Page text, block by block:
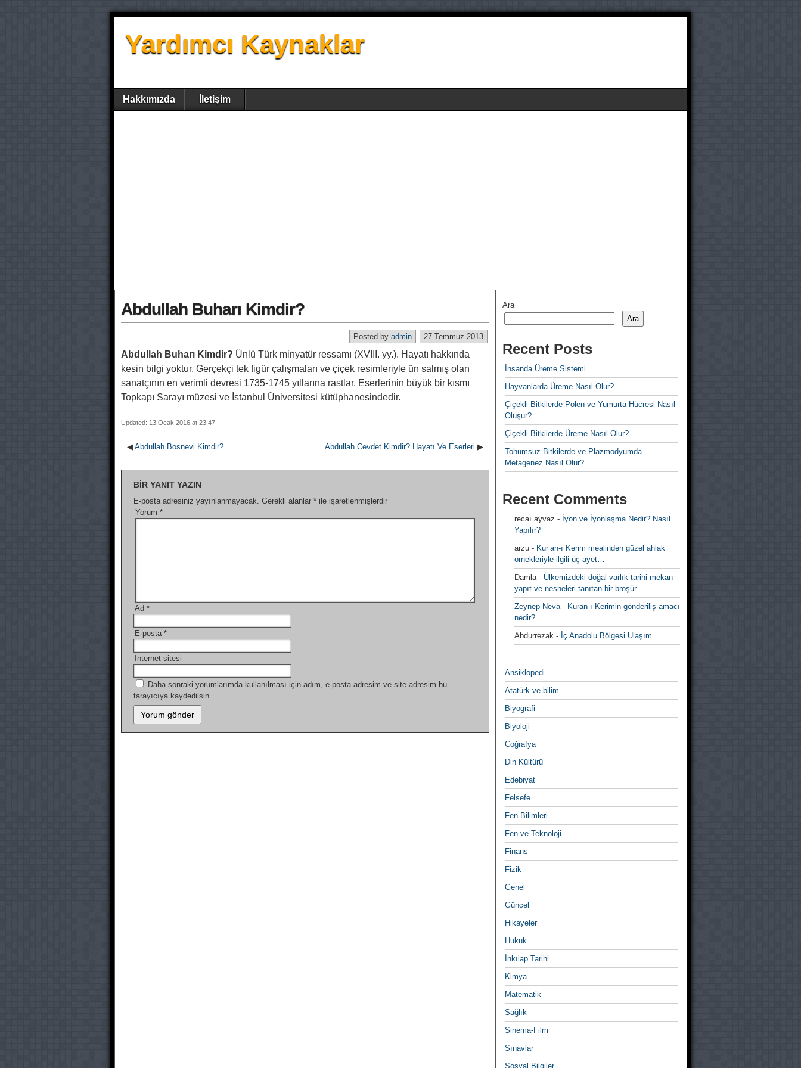
Yardımcı Kaynaklar
Hakkımızda İletişim
Abdullah Buharı Kimdir?
27 Temmuz 2013
Posted by admin
Abdullah Buharı Kimdir? Ünlü Türk minyatür ressamı (XVIII. yy.). Hayatı hakkında
kesin bilgi yoktur. Gerçekçi tek figür çalışmaları ve çiçek resimleriyle ün salmış olan
sanatçının en verimli devresi 1735-1745 yıllarına rastlar. Eserlerinin büyük bir kısmı
Topkapı Sarayı müzesi ve İstanbul Üniversitesi kütüphanesindedir.
Updated: 13 Ocak 2016 at 23:47
◀ Abdullah Bosnevi Kimdir? Abdullah Cevdet Kimdir? Hayatı Ve Eserleri ▶
BIR YANIT YAZIN
E-posta adresiniz yayınlanmayacak. Gerekli alanlar * ile işaretlenmişlerdir
Yorum *
Ad *
E-posta *
İnternet sitesi
Daha sonraki yorumlarımda kullanılması için adım, e-posta adresim ve site adresim bu
tarayıcıya kaydedilsin.
Ara
Ara
Recent Posts
İnsanda Üreme Sistemi
Hayvanlarda Üreme Nasıl Olur?
Çiçekli Bitkilerde Polen ve Yumurta Hücresi Nasıl
Oluşur?
Çiçekli Bitkilerde Üreme Nasıl Olur?
Tohumsuz Bitkilerde ve Plazmodyumda
Metagenez Nasıl Olur?
Recent Comments
recaı ayvaz - İyon ve İyonlaşma Nedir? Nasıl
Yapılır?
arzu - Kur’an-ı Kerim mealinden güzel ahlak
örnekleriyle ilgili üç ayet…
Damla- Ülkemizdeki doğal varlık tarihi mekan
yapıt ve nesneleri tanıtan bir broşür…
Zeynep Neva- Kuran-ı Kerimin gönderiliş amacı
nedir?
Abdurrezak - İç Anadolu Bölgesi Ulaşım
Ansiklopedi
Atatürk ve bilim
Biyografi
Biyoloji
Coğrafya
Din Kültürü
Edebiyat
Felsefe
Fen Bilimleri
Fen ve Teknoloji
Finans
Fizik
Genel
Güncel
Hikayeler
Hukuk
İnkılap Tarihi
Kimya
Matematik
Sağlık
Sinema-Film
Sınavlar
Sosyal Bilgiler